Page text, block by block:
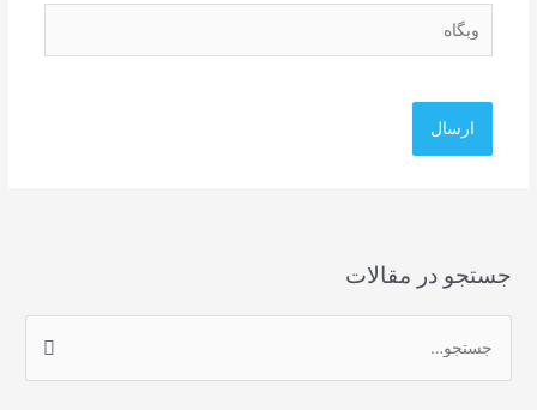
وبگاه
جستجو در مقالات
س